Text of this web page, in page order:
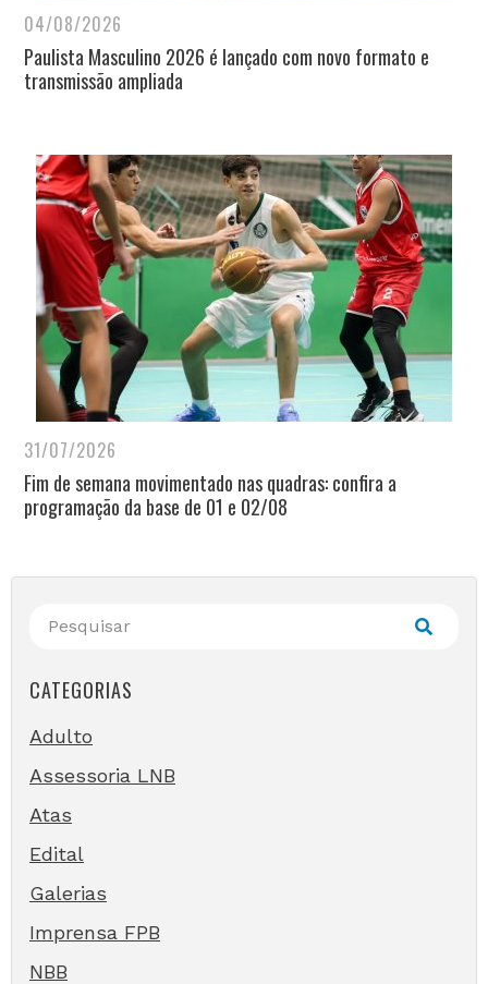
04/08/2026
Paulista Masculino 2026 é lançado com novo formato e
transmissão ampliada
31/07/2026
Fim de semana movimentado nas quadras: confira a
programação da base de 01 e 02/08
CATEGORIAS
Adulto
Assessoria LNB
Atas
Edital
Galerias
Imprensa FPB
NBB